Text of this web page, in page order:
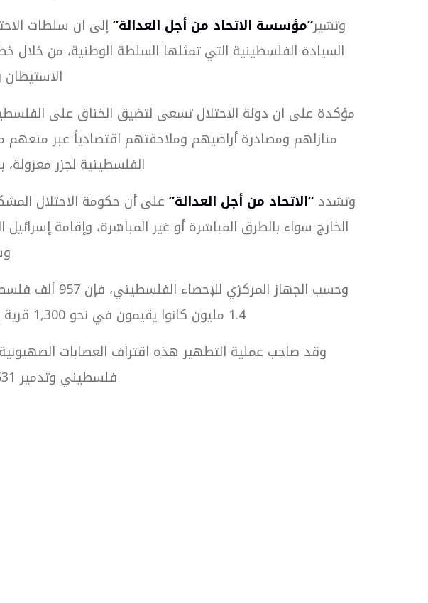
وتشير“مؤسسة الاتحاد من أجل العدالة”
السيادة الفلسطينية التي تمثلها السلطة الوطنية، من
الاستيطان
مؤكدة على ان دولة الاحتلال تسعى لتضيق الخناق على
منازلهم ومصادرة أراضيهم وملاحقتهم اقتصادياً عبر منعهم
الفلسطينية لجزر
وتشدد“الاتحاد من أجل العدالة” على أن حكومة الاحتلال
الخارج سواء بالطرق المباشرة أو غير المباشرة، وإقامة
1.4 مليون كانوا يقيمون في نحو 1,300 قرية ومدينة فلسطينية، أي ما يعادل 80% من مجموع الفلسطينيين.
فلسطيني وتدمير 531 قرية ومدينة فلسطينية من أصل 774.